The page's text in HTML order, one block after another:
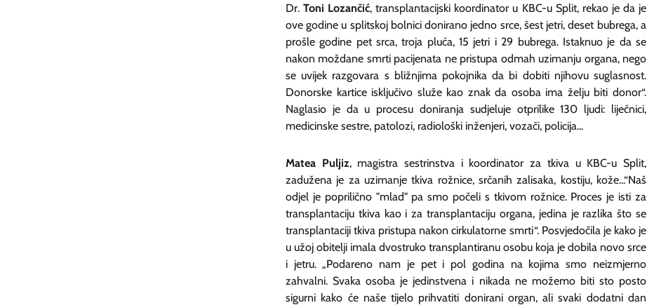
Dr.Toni Lozančić, transplantacijski koordinator u KBC-u Split, rekao je da je
ove godine u splitskoj bolnici donirano jedno srce, šest jetri, deset bubrega, a
prošle godine pet srca, troja pluća, 15 jetri i 29 bubrega. Istaknuo je da se
nakon moždane smrti pacijenata ne pristupa odmah uzimanju organa, nego
se uvijek razgovara s bližnjima pokojnika da bi dobiti njihovu suglasnost.
Donorske kartice isključivo služe kao znak da osoba ima želju biti donor“.
Naglasio je da u procesu doniranja sudjeluje otprilike 130 ljudi: liječnici,
medicinske sestre, patolozi, radiološki inženjeri, vozači, policija...
Matea Puljiz, magistra sestrinstva i koordinator za tkiva u KBC-u Split,
zadužena je za uzimanje tkiva rožnice, srčanih zalisaka, kostiju, kože...“Naš
odjel je poprilično "mlad" pa smo počeli s tkivom rožnice. Proces je isti za
transplantaciju tkiva kao i za transplantaciju organa, jedina je razlika što se
transplantaciji tkiva pristupa nakon cirkulatorne smrti“. Posvjedočila je kako je
u užoj obitelji imala dvostruko transplantiranu osobu koja je dobila novo srce
i jetru. „Podareno nam je pet i pol godina na kojima smo neizmjerno
zahvalni. Svaka osoba je jedinstvena i nikada ne možemo biti sto posto
sigurni kako će naše tijelo prihvatiti donirani organ, ali svaki dodatni dan